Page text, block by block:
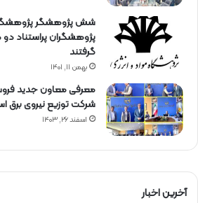
شش پژوهشگر
پژوهشگران پراستناد دو
گرفتند
بهمن ۱۱, ۱۴۰۱
معرفی معاون جدید
شركت توزیع نیروی برق
اسفند ۲۶, ۱۴۰۳
آخرین اخبار